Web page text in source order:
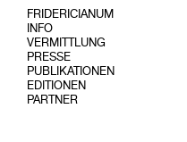
FRIDERICIANUM
INFO
VERMITTLUNG
PRESSE
PUBLIKATIONEN
EDITIONEN
PARTNER